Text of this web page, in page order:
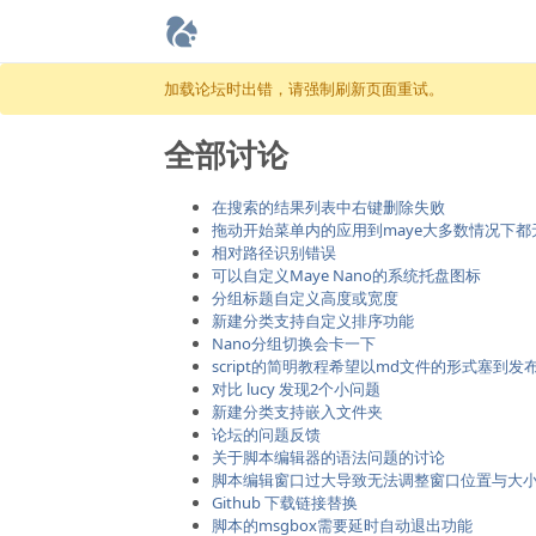
跳至内容
加载论坛时出错，请强制刷新页面重试。
全部讨论
在搜索的结果列表中右键删除失败
拖动开始菜单内的应用到maye大多数情况下都
相对路径识别错误
可以自定义Maye Nano的系统托盘图标
分组标题自定义高度或宽度
新建分类支持自定义排序功能
Nano分组切换会卡一下
script的简明教程希望以md文件的形式塞到发
对比 lucy 发现2个小问题
新建分类支持嵌入文件夹
论坛的问题反馈
关于脚本编辑器的语法问题的讨论
脚本编辑窗口过大导致无法调整窗口位置与大
Github 下载链接替换
脚本的msgbox需要延时自动退出功能